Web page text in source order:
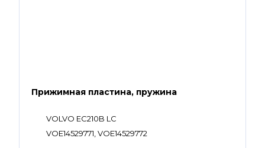
Прижимная пластина, пружина
VOLVO EC210B LC
VOE14529771, VOE14529772